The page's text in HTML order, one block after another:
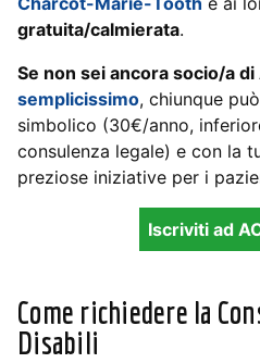
gratuita/calmierata.
Se non sei ancora socio/a
semplicissimo, chiunque
simbolico (30€/anno,
consulenza legale) e con la
preziose iniziative per i
Iscriviti ad
Come richiedere la
Disabili